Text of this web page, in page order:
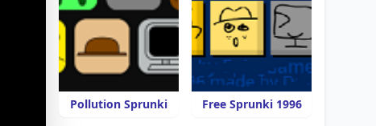
Pollution Sprunki Free Sprunki 1996